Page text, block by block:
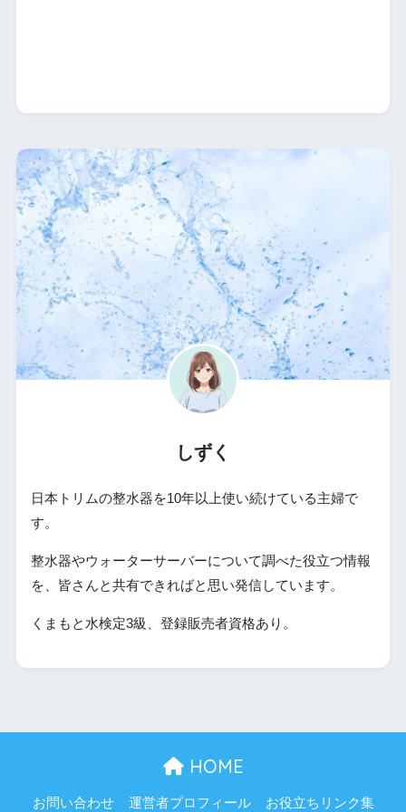
しずく
日本トリムの整水器を10年以上使い続けている主婦で
す。
整水器やウォーターサーバーについて調べた役立つ情報
を、皆さんと共有できればと思い発信しています。
くまもと水検定3級、登録販売者資格あり。
HOME
お問い合わせ 運営者プロフィール お役立ちリンク集